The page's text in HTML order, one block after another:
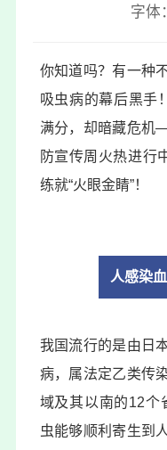
字体：
你知道吗？有一种
吸虫病的幕后黑手
满分，却暗藏危机
防宣传周火热进行
练就“火眼金睛”！
人感染
我国流行的是由日
病，属法定乙类传
域及其以南的12个
虫能够顺利寄生到